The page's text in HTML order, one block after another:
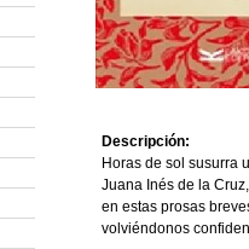
Descripción:
Horas de sol susurra
Juana Inés de la
en estas prosas
volviéndonos